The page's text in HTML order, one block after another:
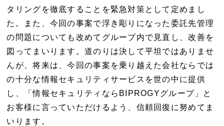
タリングを徹底することを緊急対策として定めまし
た。また、今回の事案で浮き彫りになった委託先管理
の問題についても改めてグループ内で見直し、改善を
図ってまいります。道のりは決して平坦ではありませ
んが、将来は、今回の事案を乗り越えた会社ならでは
の十分な情報セキュリティサービスを世の中に提供
し、「情報セキュリティならBIPROGYグループ」と
お客様に言っていただけるよう、信頼回復に努めてま
いります。